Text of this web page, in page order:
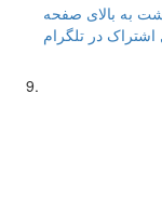
به بالای صفحه
اشتراک در تلگرام